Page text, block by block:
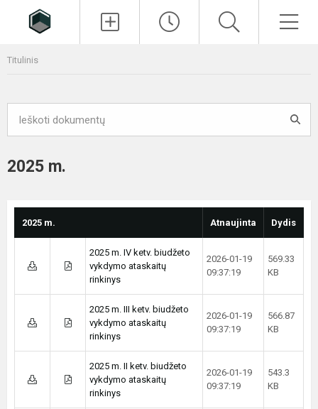
Titulinis
2025 m.
2025 m. Atnaujinta Dydis
2025 m. IV ketv. biudžeto
vykdymo ataskaitų
rinkinys
2026-01-19
09:37:19
569.33
KB
2025 m. III ketv. biudžeto
vykdymo ataskaitų
rinkinys
2026-01-19
09:37:19
566.87
KB
2025 m. II ketv. biudžeto
vykdymo ataskaitų
rinkinys
2026-01-19
09:37:19
543.3
KB